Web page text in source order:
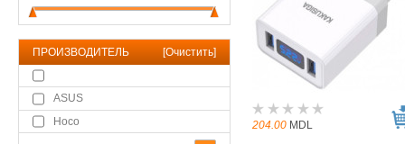
ПРОИЗВОДИТЕЛЬ [Очистить]
ASUS
Hoco
204.00 MDL